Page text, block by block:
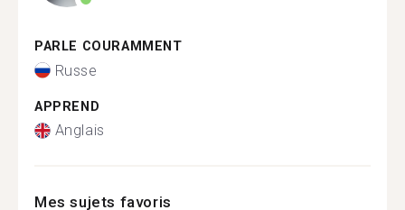
PARLE COURAMMENT
Russe
APPREND
Anglais
Mes sujets favoris